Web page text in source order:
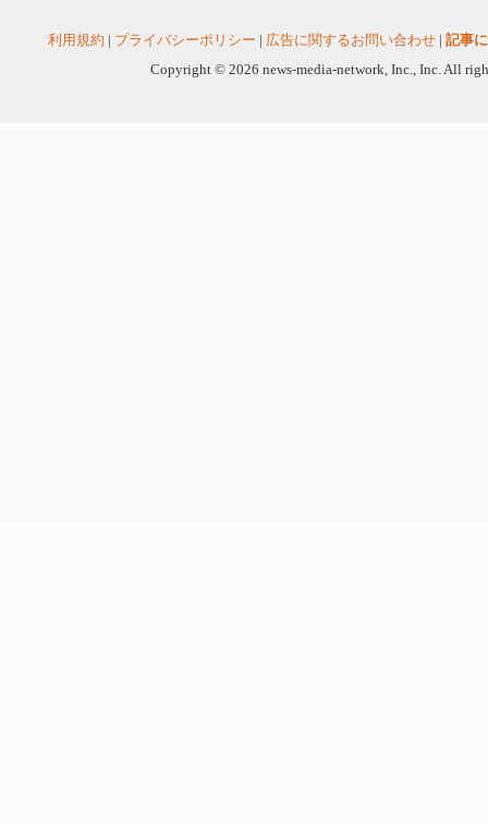
利用規約 | プライバシーポリシー | 広告に関するお問い合わせ | 記事
Copyright © 2026 news-media-network, Inc., Inc. All